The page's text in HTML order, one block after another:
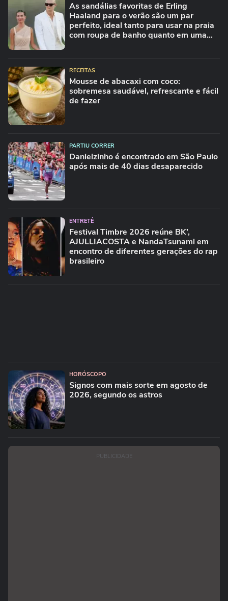
As sandálias favoritas de Erling
Haaland para o verão são um par
perfeito, ideal tanto para usar na praia
com roupa de banho quanto em uma
RECEITAS
Mousse de abacaxi com coco:
sobremesa saudável, refrescante e fácil
de fazer
PARTIU CORRER
Danielzinho é encontrado em São Paulo
após mais de 40 dias desaparecido
ENTRETÊ
Festival Timbre 2026 reúne BK’,
AJULLIACOSTA e NandaTsunami em
encontro de diferentes gerações do rap
brasileiro
HORÓSCOPO
Signos com mais sorte em agosto de
2026, segundo os astros
PUBLICIDADE